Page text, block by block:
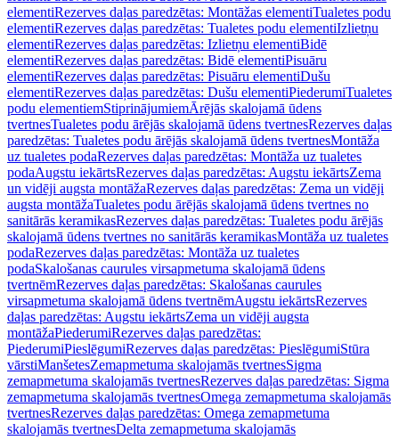
elementiRezerves daļas paredzētas: Montāžas elementiTualetes podu
elementiRezerves daļas paredzētas: Tualetes podu elementiIzlietņu
elementiRezerves daļas paredzētas: Izlietņu elementiBidē
elementiRezerves daļas paredzētas: Bidē elementiPisuāru
elementiRezerves daļas paredzētas: Pisuāru elementiDušu
elementiRezerves daļas paredzētas: Dušu elementiPiederumiTualetes
podu elementiemStiprinājumiemĀrējās skalojamā ūdens
tvertnesTualetes podu ārējās skalojamā ūdens tvertnesRezerves daļas
paredzētas: Tualetes podu ārējās skalojamā ūdens tvertnesMontāža
uz tualetes podaRezerves daļas paredzētas: Montāža uz tualetes
podaAugstu iekārtsRezerves daļas paredzētas: Augstu iekārtsZema
un vidēji augsta montāžaRezerves daļas paredzētas: Zema un vidēji
augsta montāžaTualetes podu ārējās skalojamā ūdens tvertnes no
sanitārās keramikasRezerves daļas paredzētas: Tualetes podu ārējās
skalojamā ūdens tvertnes no sanitārās keramikasMontāža uz tualetes
podaRezerves daļas paredzētas: Montāža uz tualetes
podaSkalošanas caurules virsapmetuma skalojamā ūdens
tvertnēmRezerves daļas paredzētas: Skalošanas caurules
virsapmetuma skalojamā ūdens tvertnēmAugstu iekārtsRezerves
daļas paredzētas: Augstu iekārtsZema un vidēji augsta
montāžaPiederumiRezerves daļas paredzētas:
PiederumiPieslēgumiRezerves daļas paredzētas: PieslēgumiStūra
vārstiManšetesZemapmetuma skalojamās tvertnesSigma
zemapmetuma skalojamās tvertnesRezerves daļas paredzētas: Sigma
zemapmetuma skalojamās tvertnesOmega zemapmetuma skalojamās
tvertnesRezerves daļas paredzētas: Omega zemapmetuma
skalojamās tvertnesDelta zemapmetuma skalojamās